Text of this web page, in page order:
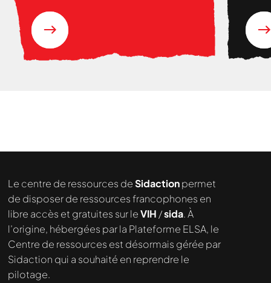
Le centre de ressources deSidactionpermet
de disposer de ressources francophones en
libre accès et gratuites sur leVIH /sida. À
l’origine, hébergées par la Plateforme ELSA, le
Centre de ressources est désormais gérée par
Sidaction qui a souhaité en reprendre le
pilotage.